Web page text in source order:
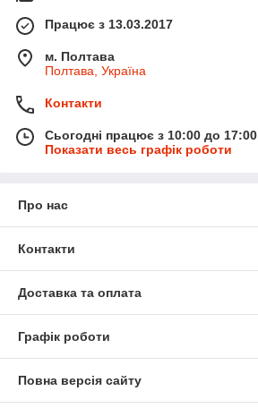
Працює з 13.03.2017
м. Полтава
Полтава, Україна
Контакти
Сьогодні працює з 10:00 до 17:00
Показати весь графік роботи
Про нас
Контакти
Доставка та оплата
Графік роботи
Повна версія сайту